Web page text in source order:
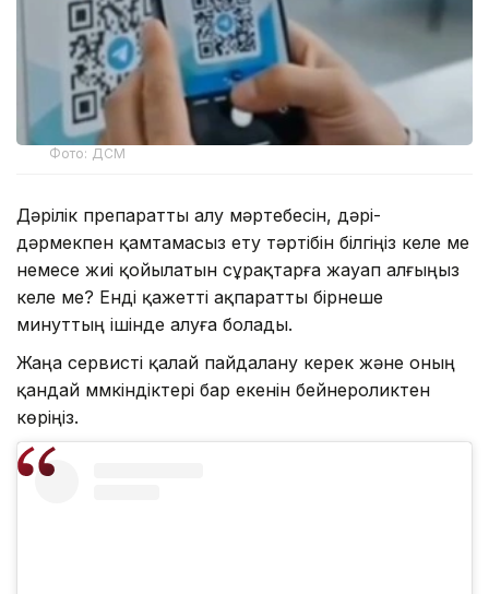
Фото: ДСМ
Дәрілік препаратты алу мәртебесін, дәрі-
дәрмекпен қамтамасыз ету тәртібін білгіңіз келе ме
немесе жиі қойылатын сұрақтарға жауап алғыңыз
келе ме? Енді қажетті ақпаратты бірнеше
минуттың ішінде алуға болады.
Жаңа сервисті қалай пайдалану керек және оның
қандай мүмкіндіктері бар екенін бейнероликтен
көріңіз.